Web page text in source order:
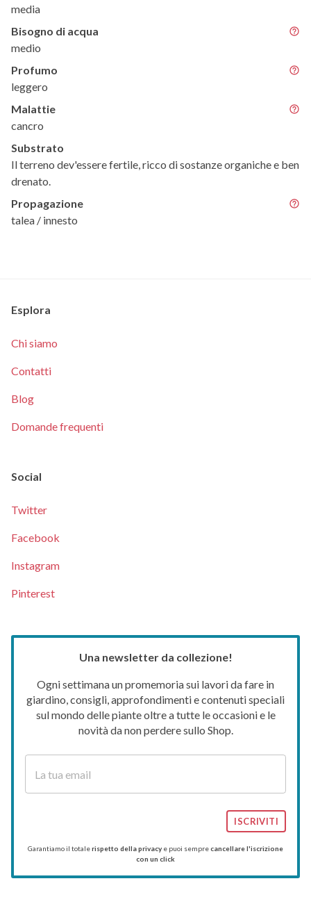
media
Bisogno di acqua
medio
Profumo
leggero
Malattie
cancro
Substrato
Il terreno dev'essere fertile, ricco di sostanze organiche e ben
drenato.
Propagazione
talea / innesto
Esplora
Chi siamo
Contatti
Blog
Domande frequenti
Social
Twitter
Facebook
Instagram
Pinterest
Una newsletter da collezione!
Ogni settimana un promemoria sui lavori da fare in
giardino, consigli, approfondimenti e contenuti speciali
sul mondo delle piante oltre a tutte le occasioni e le
novità da non perdere sullo Shop.
ISCRIVITI
Garantiamo il totalerispetto della privacy e puoi semprecancellare l'iscrizione
con un click